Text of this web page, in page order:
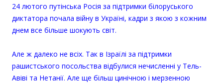
24 лютого путінська Росія за підтримки білоруського
диктатора почала війну в Україні, кадри з якою з кожним
днем все більше шокують світ.
Але ж далеко не всіх. Так в Ізраїлі за підтримки
рашистського посольства відбулися нечисленні у Тель-
Авіві та Нетанії. Але ще більш цинічною і мерзенною